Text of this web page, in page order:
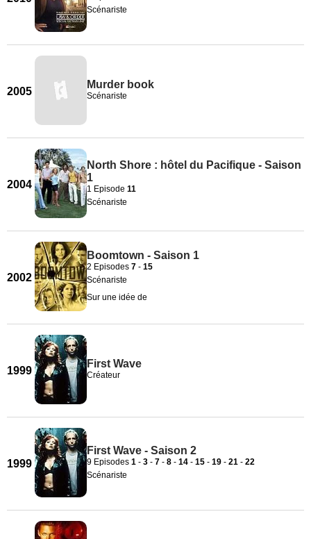
Scénariste
2005
Murder book
Scénariste
2004
North Shore : hôtel du Pacifique - Saison
1
1 Episode 11
Scénariste
2002
Boomtown - Saison 1
2 Episodes 7 - 15
Scénariste
Sur une idée de
1999
First Wave
Créateur
1999
First Wave - Saison 2
9 Episodes 1 - 3 - 7 - 8 - 14 - 15 - 19 - 21 - 22
Scénariste